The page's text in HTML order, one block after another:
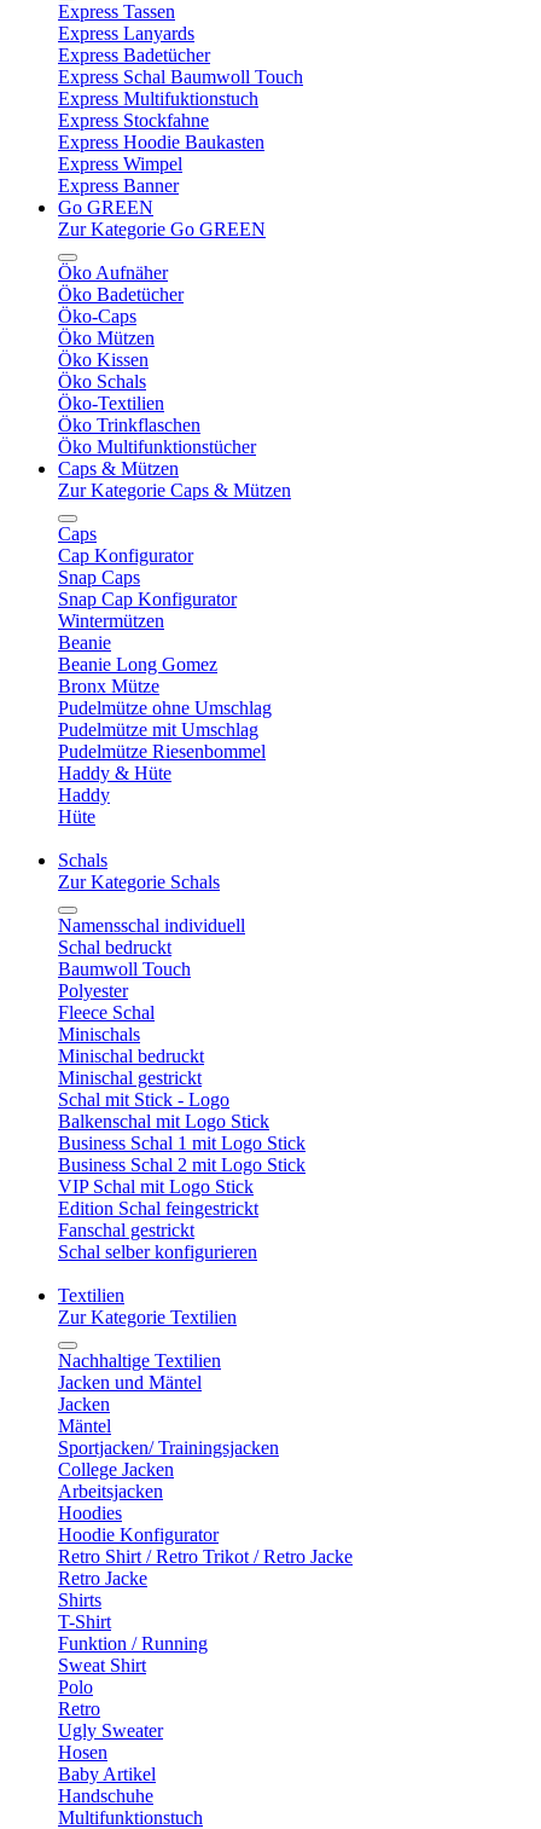
Express Tassen
Express Lanyards
Express Badetücher
Express Schal Baumwoll Touch
Express Multifuktionstuch
Express Stockfahne
Express Hoodie Baukasten
Express Wimpel
Express Banner
Go GREEN
Zur Kategorie Go GREEN
Öko Aufnäher
Öko Badetücher
Öko-Caps
Öko Mützen
Öko Kissen
Öko Schals
Öko-Textilien
Öko Trinkflaschen
Öko Multifunktionstücher
Caps & Mützen
Zur Kategorie Caps & Mützen
Caps
Cap Konfigurator
Snap Caps
Snap Cap Konfigurator
Wintermützen
Beanie
Beanie Long Gomez
Bronx Mütze
Pudelmütze ohne Umschlag
Pudelmütze mit Umschlag
Pudelmütze Riesenbommel
Haddy & Hüte
Haddy
Hüte
Schals
Zur Kategorie Schals
Namensschal individuell
Schal bedruckt
Baumwoll Touch
Polyester
Fleece Schal
Minischals
Minischal bedruckt
Minischal gestrickt
Schal mit Stick - Logo
Balkenschal mit Logo Stick
Business Schal 1 mit Logo Stick
Business Schal 2 mit Logo Stick
VIP Schal mit Logo Stick
Edition Schal feingestrickt
Fanschal gestrickt
Schal selber konfigurieren
Textilien
Zur Kategorie Textilien
Nachhaltige Textilien
Jacken und Mäntel
Jacken
Mäntel
Sportjacken/ Trainingsjacken
College Jacken
Arbeitsjacken
Hoodies
Hoodie Konfigurator
Retro Shirt / Retro Trikot / Retro Jacke
Retro Jacke
Shirts
T-Shirt
Funktion / Running
Sweat Shirt
Polo
Retro
Ugly Sweater
Hosen
Baby Artikel
Handschuhe
Multifunktionstuch